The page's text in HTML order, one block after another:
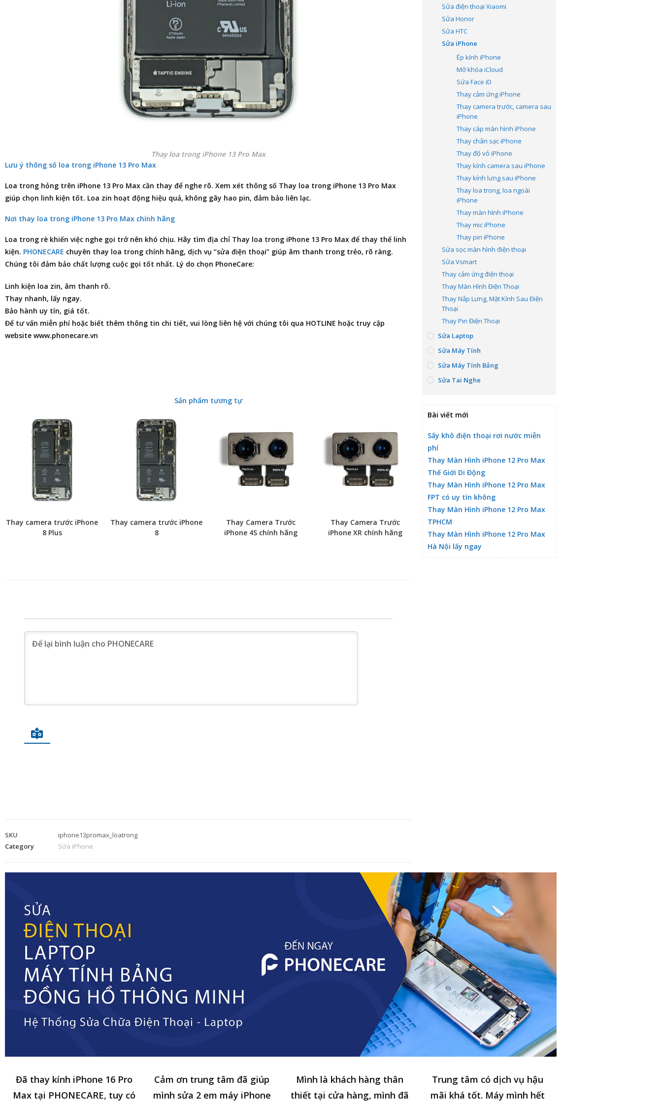
Thay loa trong iPhone 13 Pro Max
Lưu ý thông số loa trong iPhone 13 Pro Max
Loa trong hỏng trên iPhone 13 Pro Max cần thay để nghe rõ. Xem xét thông số Thay loa trong iPhone 13 Pro Max
giúp chọn linh kiện tốt. Loa zin hoạt động hiệu quả, không gây hao pin, đảm bảo liên lạc.
Nơi thay loa trong iPhone 13 Pro Max chính hãng
Loa trong rè khiến việc nghe gọi trở nên khó chịu. Hãy tìm địa chỉ Thay loa trong iPhone 13 Pro Max để thay thế linh
kiện. PHONECARE chuyên thay loa trong chính hãng, dịch vụ “sửa điện thoại” giúp âm thanh trong trẻo, rõ ràng.
Chúng tôi đảm bảo chất lượng cuộc gọi tốt nhất. Lý do chọn PhoneCare:
Linh kiện loa zin, âm thanh rõ.
Thay nhanh, lấy ngay.
Bảo hành uy tín, giá tốt.
Để tư vấn miễn phí hoặc biết thêm thông tin chi tiết, vui lòng liên hệ với chúng tôi qua HOTLINE hoặc truy cập
website www.phonecare.vn
Sản phẩm tương tự
Thay camera trước iPhone
8 Plus
Thay camera trước iPhone
8
Thay Camera Trước
iPhone 4S chính hãng
Thay Camera Trước
iPhone XR chính hãng
SKU
iphone13promax_loatrong
Category
Sửa iPhone
Sửa điện thoại Xiaomi
Sửa Honor
Sửa HTC
Sửa iPhone
Ép kính iPhone
Mở khóa iCloud
Sửa Face iD
Thay cảm ứng iPhone
Thay camera trước, camera sau
iPhone
Thay cáp màn hình iPhone
Thay chân sạc iPhone
Thay độ vỏ iPhone
Thay kính camera sau iPhone
Thay kính lưng sau iPhone
Thay loa trong, loa ngoài
iPhone
Thay màn hình iPhone
Thay mic iPhone
Thay pin iPhone
Sửa sọc màn hình điện thoại
Sửa Vsmart
Thay cảm ứng điện thoại
Thay Màn Hình Điện Thoại
Thay Nắp Lưng, Mặt Kính Sau Điện
Thoại
Thay Pin Điện Thoại
Sửa Laptop
Sửa Máy Tính
Sửa Máy Tính Bảng
Sửa Tai Nghe
Bài viết mới
Sấy khô điện thoại rơi nước miễn
phí
Thay Màn Hình iPhone 12 Pro Max
Thế Giới Di Động
Thay Màn Hình iPhone 12 Pro Max
FPT có uy tín không
Thay Màn Hình iPhone 12 Pro Max
TPHCM
Thay Màn Hình iPhone 12 Pro Max
Hà Nội lấy ngay
Đã thay kính iPhone 16 Pro
Max tại PHONECARE, tuy có
Cảm ơn trung tâm đã giúp
mình sửa 2 em máy iPhone
Mình là khách hàng thân
thiết tại cửa hàng, mình đã
Trung tâm có dịch vụ hậu
mãi khá tốt. Máy mình hết